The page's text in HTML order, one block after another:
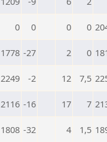
0 0 0 0
1778 -27 2 0
2249 -2 12 7,5
2116 -16 17 7
1808 -32 4 1,5